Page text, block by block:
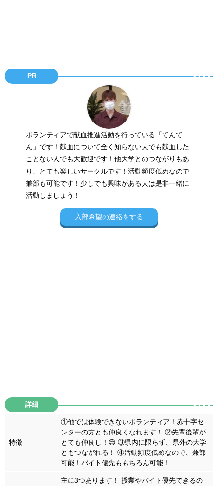
PR
ボランティアで献血推進活動を行っている「てんて
ん」です！献血について全く知らない人でも献血した
ことない人でも大歓迎です！他大学とのつながりもあ
り、とても楽しいサークルです！活動頻度低めなので
兼部も可能です！少しでも興味がある人は是非一緒に
活動しましょう！
入部希望の連絡をする
詳細
特徴
①他では体験できないボランティア！赤十字セ
ンターの方とも仲良くなれます！
②先輩後輩が
とても仲良し！😊 ③県内に限らず、県外の大学
ともつながれる！
④活動頻度低めなので、兼部
可能！バイト優先ももちろん可能！
主に3つあります！ 授業やバイト優先できるの